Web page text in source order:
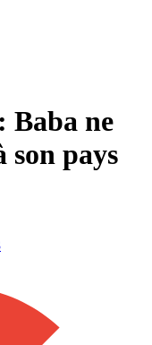
Baba ne
son pays